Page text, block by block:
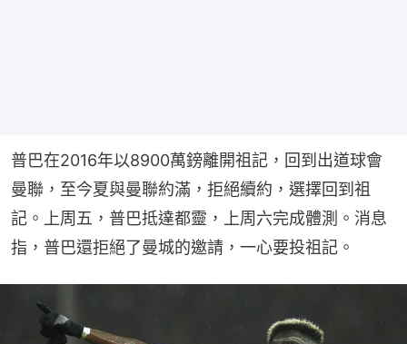
普巴在2016年以8900萬鎊離開祖記，回到出道球會
曼聯，至今夏與曼聯約滿，拒絕續約，選擇回到祖
記。上周五，普巴抵達都靈，上周六完成體測。消息
指，普巴還拒絕了曼城的邀請，一心要投祖記。